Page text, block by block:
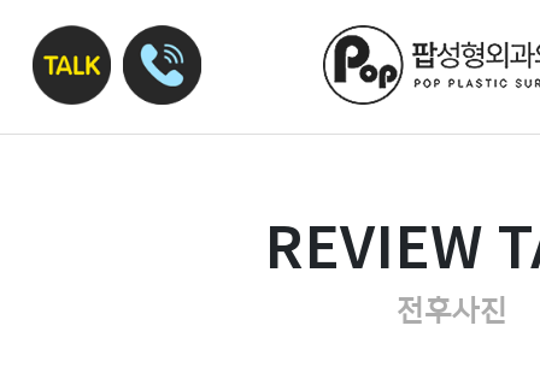
REVIEW
전후사진